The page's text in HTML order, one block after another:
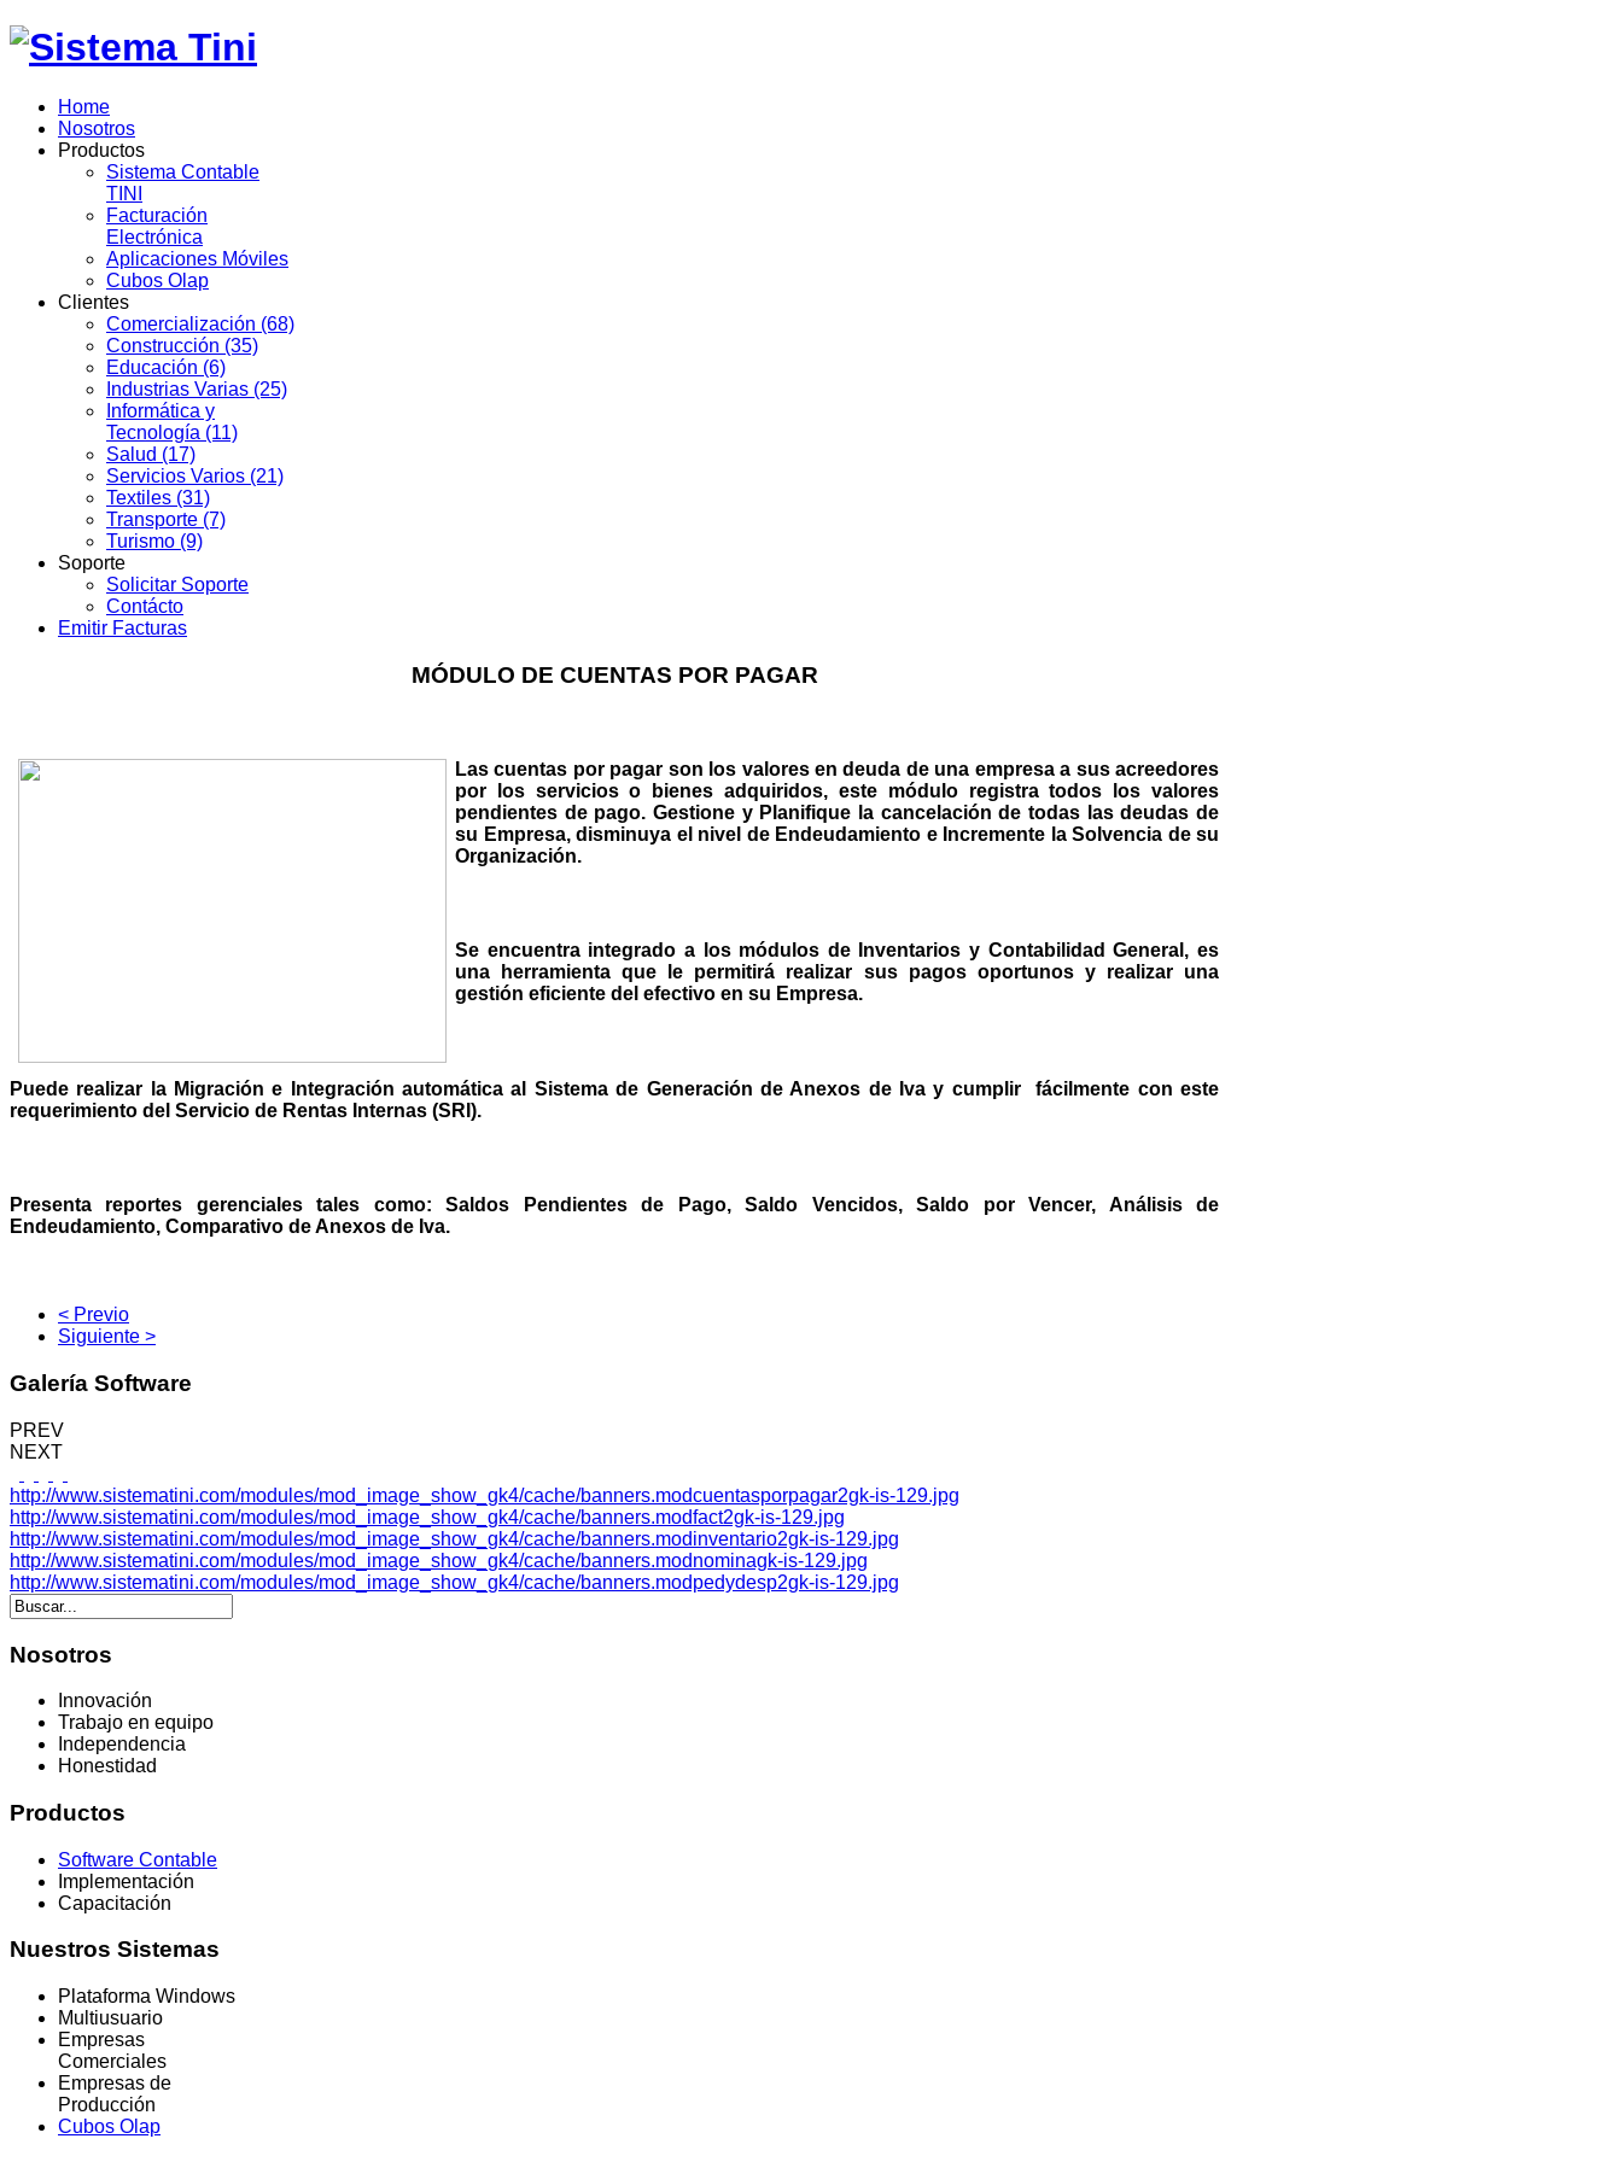
Home
Nosotros
Productos
Sistema Contable
TINI
Facturación
Electrónica
Aplicaciones Móviles
Cubos Olap
Clientes
Comercialización (68)
Construcción (35)
Educación (6)
Industrias Varias (25)
Informática y
Tecnología (11)
Salud (17)
Servicios Varios (21)
Textiles (31)
Transporte (7)
Turismo (9)
Soporte
Solicitar Soporte
Contácto
Emitir Facturas
MÓDULO DE CUENTAS POR PAGAR
Lascuentas por pagar son los valores en deuda de una empresa a sus acreedores
por los servicios o bienes adquiridos, este módulo registra todos los valores
pendientes de pago. Gestione y Planifique la cancelación de todas las deudas de
su Empresa, disminuya el nivel de Endeudamiento e Incremente la Solvencia de su
Organización.
Se encuentra integrado a los módulos de Inventarios y Contabilidad General, es
una herramienta que le permitirá realizar sus pagos oportunos y realizar una
gestión eficiente del efectivo en su Empresa.
Puede realizar la Migración e Integración automática al Sistema de Generación de Anexos de Iva y cumplir fácilmente con este
requerimiento del Servicio de Rentas Internas (SRI).
Presenta reportes gerenciales tales como: Saldos Pendientes de Pago, Saldo Vencidos, Saldo por Vencer, Análisis de
Endeudamiento, Comparativo de Anexos de Iva.
< Previo
Siguiente >
Galería Software
PREV
NEXT
http://www.sistematini.com/modules/mod_image_show_gk4/cache/banners.modcuentasporpagar2gk-is-129.jpg
http://www.sistematini.com/modules/mod_image_show_gk4/cache/banners.modfact2gk-is-129.jpg
http://www.sistematini.com/modules/mod_image_show_gk4/cache/banners.modinventario2gk-is-129.jpg
http://www.sistematini.com/modules/mod_image_show_gk4/cache/banners.modnominagk-is-129.jpg
http://www.sistematini.com/modules/mod_image_show_gk4/cache/banners.modpedydesp2gk-is-129.jpg
Nosotros
Innovación
Trabajo en equipo
Independencia
Honestidad
Productos
Software Contable
Implementación
Capacitación
Nuestros Sistemas
Plataforma Windows
Multiusuario
Empresas
Comerciales
Empresas de
Producción
Cubos Olap